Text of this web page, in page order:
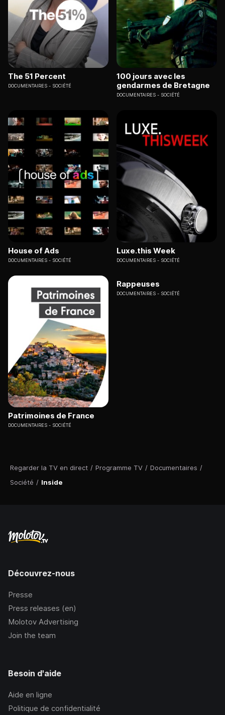
Regarder la TV en direct / Programme TV / Documentaires /
Société / Inside
The 51 Percent
DOCUMENTAIRES SOCIÉTÉ
100 jours avec les
gendarmes de Bretagne
DOCUMENTAIRES SOCIÉTÉ
House of Ads
DOCUMENTAIRES SOCIÉTÉ
Luxe.this Week
DOCUMENTAIRES SOCIÉTÉ
Patrimoines de France
DOCUMENTAIRES SOCIÉTÉ
Rappeuses
DOCUMENTAIRES SOCIÉTÉ
Découvrez-nous
Presse
Press releases (en)
Molotov Advertising
Join the team
Besoin d'aide
Aide en ligne
Politique de confidentialité